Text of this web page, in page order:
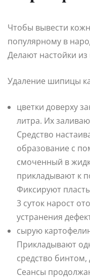
Чтобы вывести
популярному в
Делают настойки из
Удаление шипицы
цветки доверху
литра. Их
Средство
образование с
смоченный в
прикладывают к
Фиксируют
3 суток нарост
устранения
сырую
Прикладывают
средство бинтом,
Сеансы